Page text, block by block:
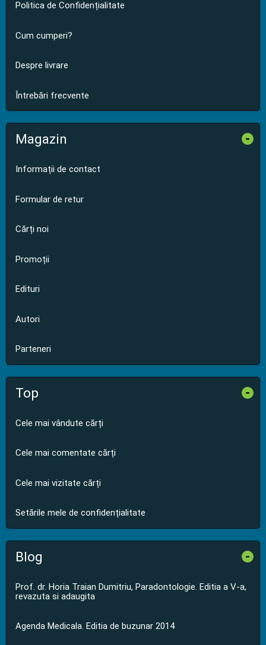
Politica de Confidențialitate
Cum cumperi?
Despre livrare
Întrebări frecvente
Magazin -
Informații de contact
Formular de retur
Cărți noi
Promoții
Edituri
Autori
Parteneri
Top -
Cele mai vândute cărți
Cele mai comentate cărți
Cele mai vizitate cărți
Setările mele de confidențialitate
Blog -
Prof. dr. Horia Traian Dumitriu, Paradontologie. Editia a V-a,
revazuta si adaugita
Agenda Medicala. Editia de buzunar 2014